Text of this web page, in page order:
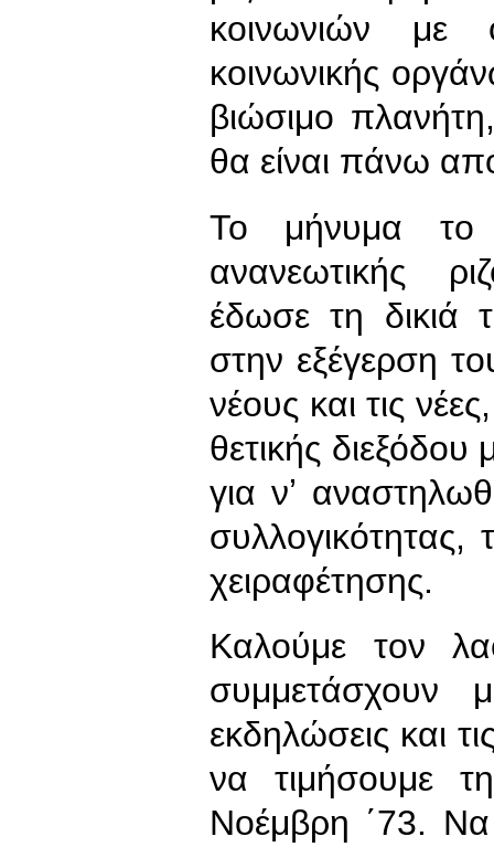
κοινωνιών με
κοινωνικής
βιώσιμο
θα είναι πάνω
Το μήνυμα το
ανανεωτικής
έδωσε τη δικιά
στην εξέγερση
νέους και τις
θετικής
για νʼ
συλλογικότητας,
χειραφέτησης.
Καλούμε τον
συμμετάσχουν
εκδηλώσεις και
να τιμήσουμε
Νοέμβρη ΄73. Να